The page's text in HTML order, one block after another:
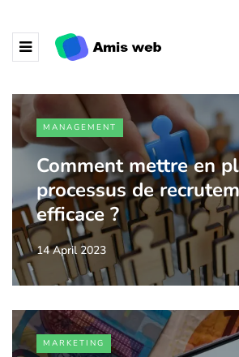
MANAGEMENT
Comment mettre en
processus de
efficace ?
14 April 2023
MARKETING